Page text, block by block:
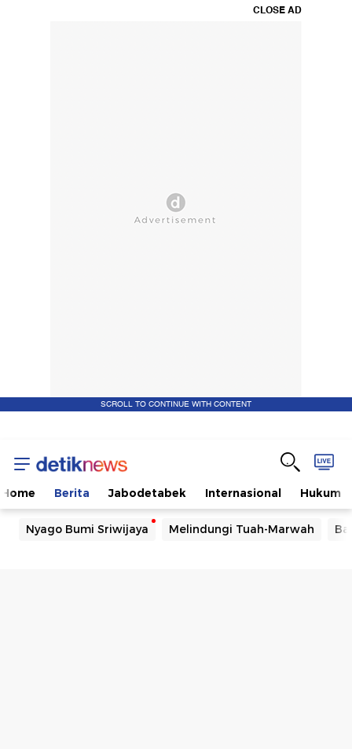
CLOSE AD
SCROLL TO CONTINUE WITH CONTENT
Home Berita Jabodetabek Internasional Hukum
Nyago Bumi Sriwijaya Melindungi Tuah-Marwah